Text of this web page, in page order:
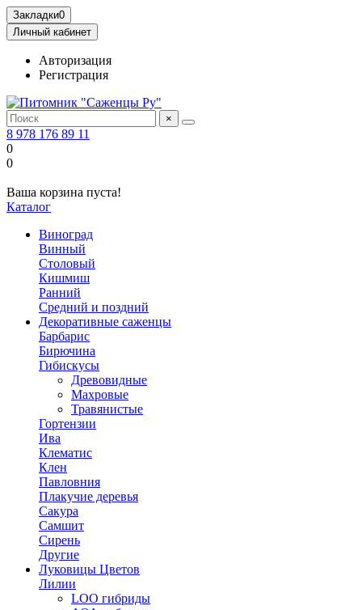
Закладки0
Личный кабинет
Авторизация
Регистрация
×
8 978 176 89 11
0
0
Ваша корзина пуста!
Каталог
Виноград
Винный
Столовый
Кишмиш
Ранний
Средний и поздний
Декоративные саженцы
Барбарис
Бирючина
Гибискусы
Древовидные
Махровые
Травянистые
Гортензии
Ива
Клематис
Клен
Павловния
Плакучие деревья
Сакура
Самшит
Сирень
Другие
Луковицы Цветов
Лилии
LOO гибриды